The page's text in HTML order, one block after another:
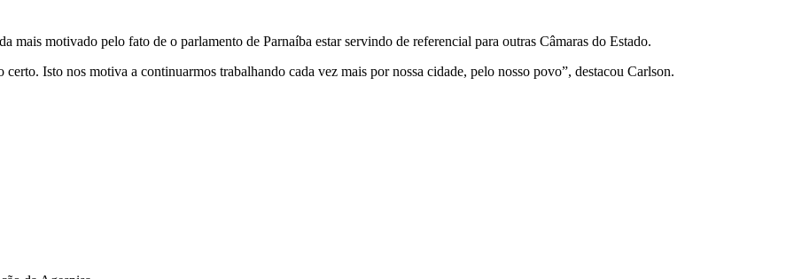
mais motivado pelo fato de o parlamento de Parnaíba estar servindo de referencial para outras Câmaras do Estado.
Isto nos motiva a continuarmos trabalhando cada vez mais por nossa cidade, pelo nosso povo”, destacou Carlson.